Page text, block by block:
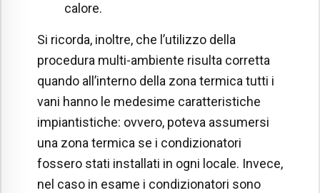
calore.
Si ricorda, inoltre, che l’utilizzo della
procedura multi-ambiente risulta corretta
quando all’interno della zona termica tutti i
vani hanno le medesime caratteristiche
impiantistiche: ovvero, poteva assumersi
una zona termica se i condizionatori
fossero stati installati in ogni locale. Invece,
nel caso in esame i condizionatori sono